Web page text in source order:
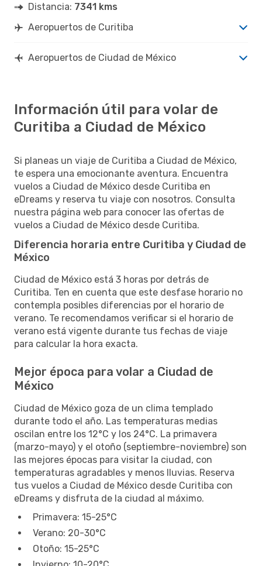
Distancia: 7341 kms
Aeropuertos de Curitiba
Aeropuertos de Ciudad de México
Información útil para volar de
Curitiba a Ciudad de México
Si planeas un viaje de Curitiba a Ciudad de México,
te espera una emocionante aventura. Encuentra
vuelos a Ciudad de México desde Curitiba en
eDreams y reserva tu viaje con nosotros. Consulta
nuestra página web para conocer las ofertas de
vuelos a Ciudad de México desde Curitiba.
Diferencia horaria entre Curitiba y Ciudad de
México
Ciudad de México está 3 horas por detrás de
Curitiba. Ten en cuenta que este desfase horario no
contempla posibles diferencias por el horario de
verano. Te recomendamos verificar si el horario de
verano está vigente durante tus fechas de viaje
para calcular la hora exacta.
Mejor época para volar a Ciudad de
México
Ciudad de México goza de un clima templado
durante todo el año. Las temperaturas medias
oscilan entre los 12°C y los 24°C. La primavera
(marzo-mayo) y el otoño (septiembre-noviembre) son
las mejores épocas para visitar la ciudad, con
temperaturas agradables y menos lluvias. Reserva
tus vuelos a Ciudad de México desde Curitiba con
eDreams y disfruta de la ciudad al máximo.
Primavera: 15-25°C
Verano: 20-30°C
Otoño: 15-25°C